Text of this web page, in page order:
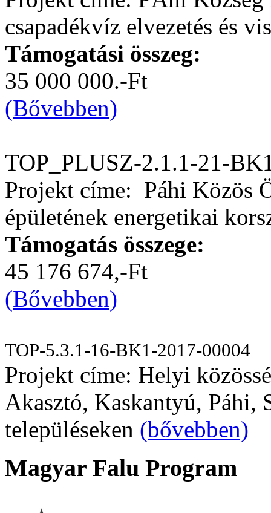
csapadékvíz elvezetés és
Támogatási összeg:
35 000 000.-Ft
(Bővebben)
TOP_PLUSZ-2.1.1-21-
Projekt címe: Páhi Közös
épületének energetikai
Támogatás összege:
45 176 674,-Ft
(Bővebben)
TOP-5.3.1-16-BK1-2017-00004
Projekt címe: Helyi
Akasztó, Kaskantyú, Páhi,
településeken (bővebben)
Magyar Falu Program